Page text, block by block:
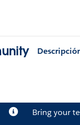
Bring your